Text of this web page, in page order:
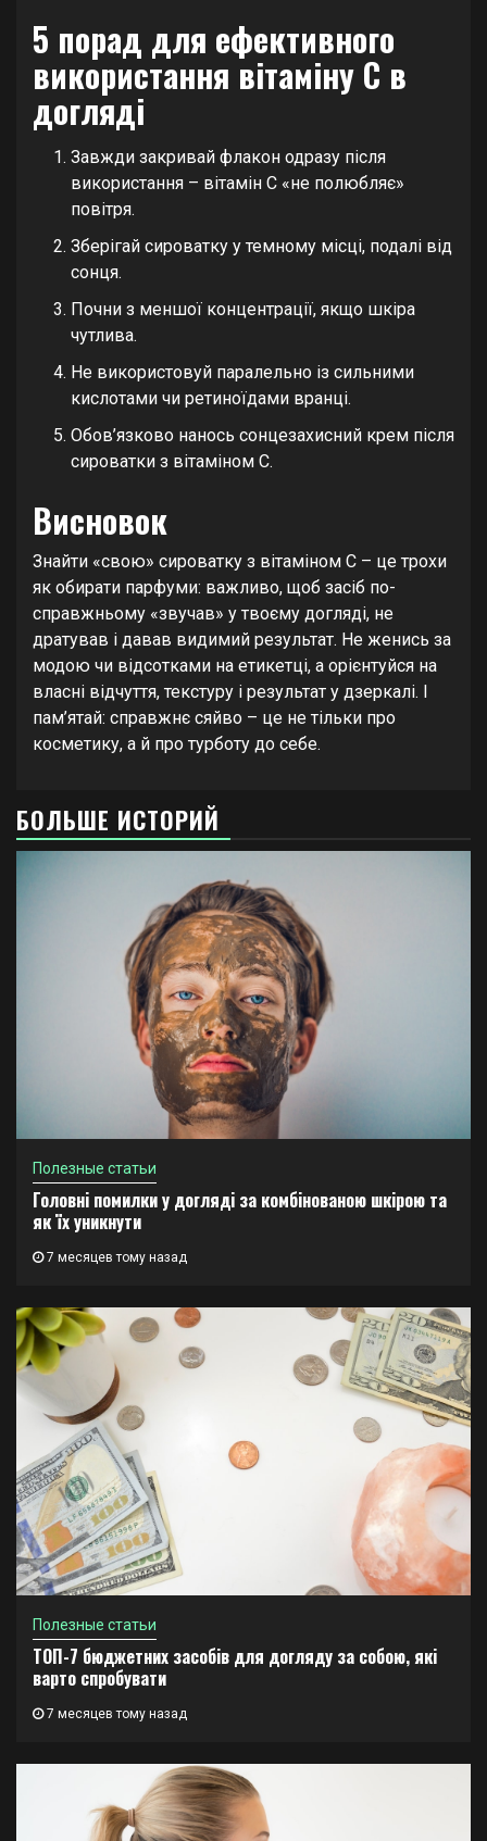
5 порад для ефективного
використання вітаміну C в
догляді
Завжди закривай флакон одразу після
використання – вітамін C «не полюбляє»
повітря.
Зберігай сироватку у темному місці, подалі від
сонця.
Почни з меншої концентрації, якщо шкіра
чутлива.
Не використовуй паралельно із сильними
кислотами чи ретиноїдами вранці.
Обов’язково нанось сонцезахисний крем після
сироватки з вітаміном C.
Висновок
Знайти «свою» сироватку з вітаміном C – це трохи
як обирати парфуми: важливо, щоб засіб по-
справжньому «звучав» у твоєму догляді, не
дратував і давав видимий результат. Не женись за
модою чи відсотками на етикетці, а орієнтуйся на
власні відчуття, текстуру і результат у дзеркалі. І
пам’ятай: справжнє сяйво – це не тільки про
косметику, а й про турботу до себе.
БОЛЬШЕ ИСТОРИЙ
Полезные статьи
Головні помилки у догляді за комбінованою шкірою та
як їх уникнути
7 месяцев тому назад
Полезные статьи
ТОП-7 бюджетних засобів для догляду за собою, які
варто спробувати
7 месяцев тому назад